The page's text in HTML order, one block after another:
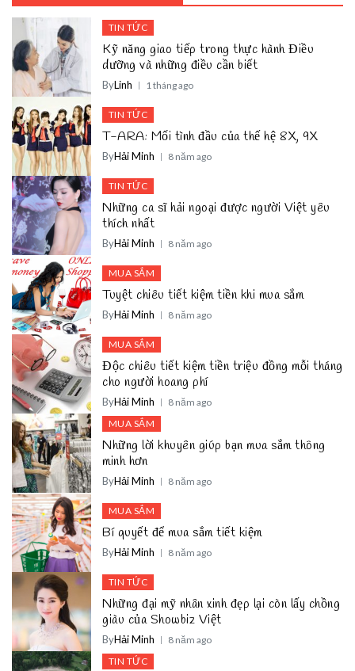
TIN TỨC
Kỹ năng giao tiếp trong thực hành Điều
dưỡng và những điều cần biết
ByLinh 1 tháng ago
TIN TỨC
T-ARA: Mối tình đầu của thế hệ 8X, 9X
ByHải Minh 8 năm ago
TIN TỨC
Những ca sĩ hải ngoại được người Việt yêu
thích nhất
ByHải Minh 8 năm ago
MUA SẮM
Tuyệt chiêu tiết kiệm tiền khi mua sắm
ByHải Minh 8 năm ago
MUA SẮM
Độc chiêu tiết kiệm tiền triệu đồng mỗi tháng
cho người hoang phí
ByHải Minh
8 năm ago
MUA SẮM
Những lời khuyên giúp bạn mua sắm thông
minh hơn
ByHải Minh 8 năm ago
MUA SẮM
Bí quyết để mua sắm tiết kiệm
ByHải Minh 8 năm ago
TIN TỨC
Những đại mỹ nhân xinh đẹp lại còn lấy chồng
giàu của Showbiz Việt
ByHải Minh
8 năm ago
TIN TỨC